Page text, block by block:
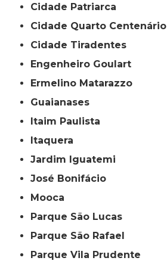
Cidade Patriarca
Cidade Quarto Centenário
Cidade Tiradentes
Engenheiro Goulart
Ermelino Matarazzo
Guaianases
Itaim Paulista
Itaquera
Jardim Iguatemi
José Bonifácio
Mooca
Parque São Lucas
Parque São Rafael
Parque Vila Prudente